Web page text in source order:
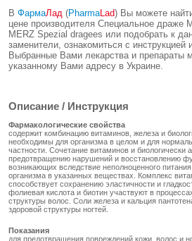
В ФармаЛад (PharmaLad) Вы можете
цене производителя Специальное
MERZ Spezial dragees или подобрать к
заменители, ознакомиться с инструкцией
Выбранные Вами лекарства и препараты
указанному Вами адресу в Украине.
Описание / Инструкция
Фармакологические свойства
содержит комбинацию витаминов, железа и
необходимы для организма в целом и для
частности. Сочетание витаминов и биологически
предотвращению нарушений и восстановлению
возникающих вследствие неполноценного
организма в указанных веществах. Комплекс
способствует сохранению эластичности и
фолиевая кислота и биотин участвуют в
структуры волос. Соли железа и кальция
здоровой структуры ногтей.
Показания
для предотвращения повреждений кожи, волос и